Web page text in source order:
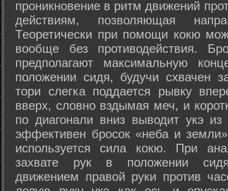
проникновение в ритм движений
действиям, позволяющая
Теоретически при помощи кокю
вообще без противодействия.
предполагают максимальную
положении сидя, будучи схвачен
тори слегка поддается рывку
вверх, словно вздымая меч, и
по диагонали вниз выводит укэ
эффективен бросок «неба и
используется сила кокю. При
захвате рук в положении
движением правой руки против